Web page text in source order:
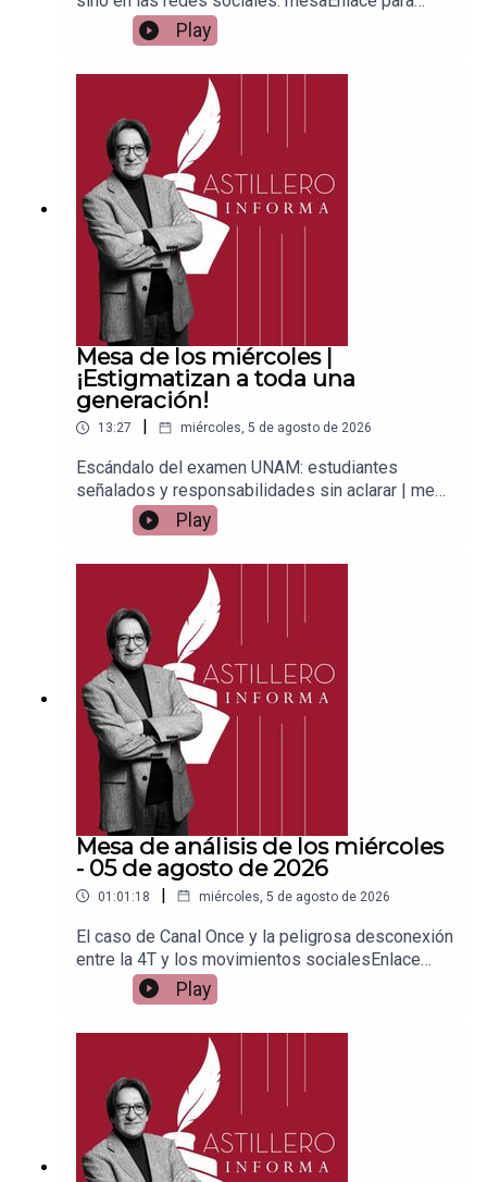
apoyar vía
Patreon:https://www.patreon.com/julioastilleroEnl
ace para hacer donaciones vía
PayPal:https://www.paypal.me/julioastilleroCuent
a para hacer transferencias a cuenta BBVA a
nombre de Julio Hernández López:
1539408017CLABE: 012 320 01539408017
2Tienda:https://julioastillerotienda.com/
Play
Mesa de los miércoles |
¡Estigmatizan a toda una
generación!
13:27 miércoles, 5 de agosto de 2026
Escándalo del examen UNAM: estudiantes
señalados y responsabilidades sin aclarar | mesa
de análisisEnlace para apoyar vía
Patreon:https://www.patreon.com/julioastilleroEnl
ace para hacer donaciones vía
PayPal:https://www.paypal.me/julioastilleroCuent
a para hacer transferencias a cuenta BBVA a
nombre de Julio Hernández López:
1539408017CLABE: 012 320 01539408017
2Tienda:https://julioastillerotienda.com/
Play
Mesa de análisis de los miércoles
- 05 de agosto de 2026
01:01:18 | miércoles, 5 de agosto de 2026
El caso de Canal Once y la peligrosa desconexión
entre la 4T y los movimientos socialesEnlace
para apoyar vía
Patreon:https://www.patreon.com/julioastilleroEnl
PayPal:https://www.paypal.me/julioastilleroCuent
a para hacer transferencias a cuenta BBVA a
nombre de Julio Hernández López:
1539408017CLABE: 012 320 01539408017
2Tienda:https://julioastillerotienda.com/
Play